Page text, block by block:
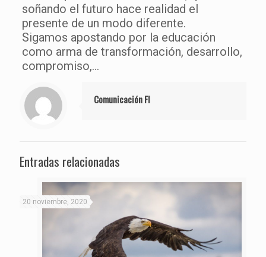
soñando el futuro hace realidad el
presente de un modo diferente.
Sigamos apostando por la educación
como arma de transformación, desarrollo,
compromiso,…
Comunicación FI
Entradas relacionadas
20 noviembre, 2020